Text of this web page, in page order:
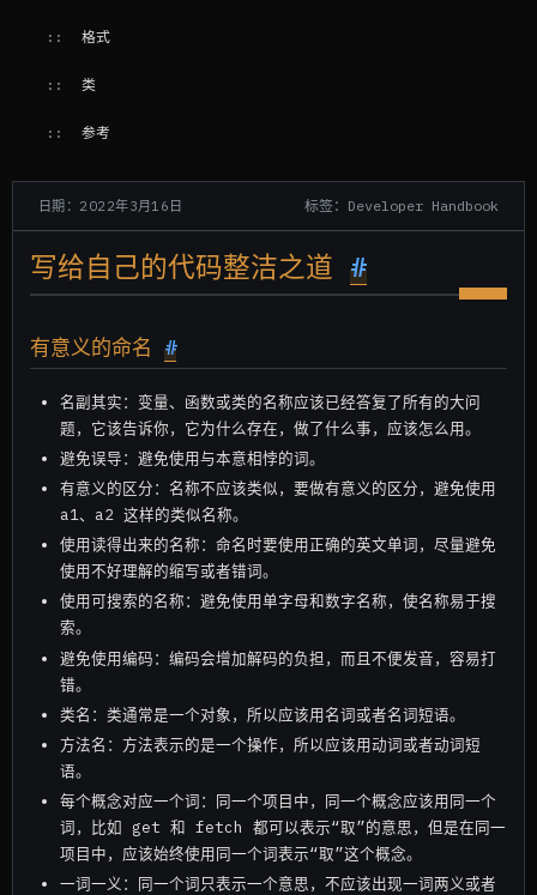
日期：2022年3月16日 标签：Developer Handbook
写给自己的代码整洁之道 #
有意义的命名 #
名副其实：变量、函数或类的名称应该已经答复了所有的大问
题，它该告诉你，它为什么存在，做了什么事，应该怎么用。
避免误导：避免使用与本意相悖的词。
有意义的区分：名称不应该类似，要做有意义的区分，避免使用
a1、a2 这样的类似名称。
使用读得出来的名称：命名时要使用正确的英文单词，尽量避免
使用不好理解的缩写或者错词。
使用可搜索的名称：避免使用单字母和数字名称，使名称易于搜
索。
避免使用编码：编码会增加解码的负担，而且不便发音，容易打
错。
类名：类通常是一个对象，所以应该用名词或者名词短语。
方法名：方法表示的是一个操作，所以应该用动词或者动词短
语。
每个概念对应一个词：同一个项目中，同一个概念应该用同一个
词，比如 get 和 fetch 都可以表示“取”的意思，但是在同一
项目中，应该始终使用同一个词表示“取”这个概念。
一词一义：同一个词只表示一个意思，不应该出现一词两义或者
格式
类
参考